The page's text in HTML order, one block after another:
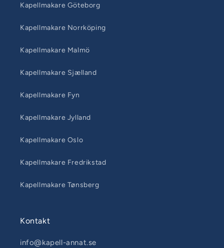
Kapellmakare Göteborg
Kapellmakare Norrköping
Kapellmakare Malmö
Kapellmakare Sjælland
Kapellmakare Fyn
Kapellmakare Jylland
Kapellmakare Oslo
Kapellmakare Fredrikstad
Kapellmakare Tønsberg
Kontakt
info@kapell-annat.se